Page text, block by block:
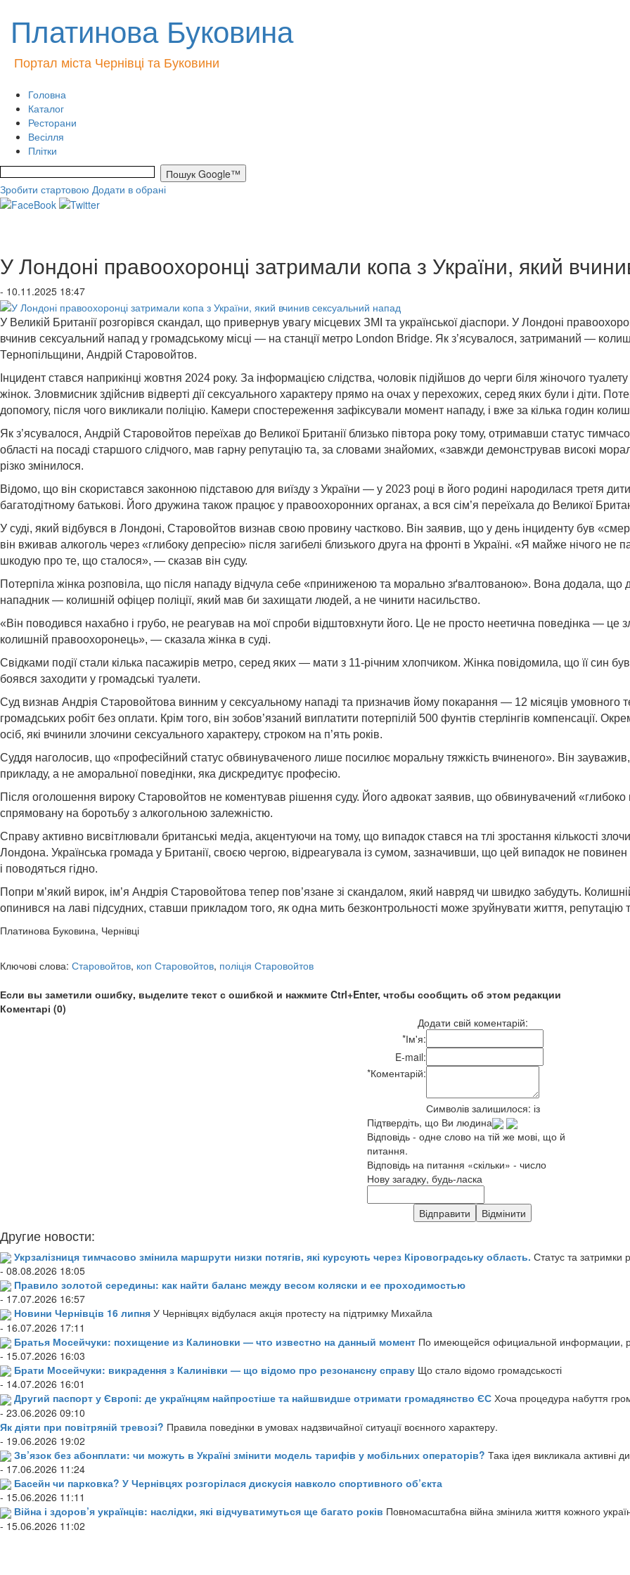
Платинова Буковина
Портал міста Чернівці та Буковини
Головна
Каталог
Ресторани
Весілля
Плітки
Зробити стартовою Додати в обрані
У Лондоні правоохоронці затримали копа з України, який
- 10.11.2025 18:47
У Великій Британії розгорівся скандал, що привернув увагу місцевих ЗМІ та української діаспори. У Лондоні
вчинив сексуальний напад у громадському місці — на станції метро London Bridge. Як з’ясувалося, затриманий —
Тернопільщини, Андрій Старовойтов.
Інцидент стався наприкінці жовтня 2024 року. За інформацією слідства, чоловік підійшов до черги біля жіночого
жінок. Зловмисник здійснив відверті дії сексуального характеру прямо на очах у перехожих, серед яких були і діти.
допомогу, після чого викликали поліцію. Камери спостереження зафіксували момент нападу, і вже за кілька годин
Як з’ясувалося, Андрій Старовойтов переїхав до Великої Британії близько півтора року тому, отримавши статус
області на посаді старшого слідчого, мав гарну репутацію та, за словами знайомих, «завжди демонстрував високі
різко змінилося.
Відомо, що він скористався законною підставою для виїзду з України — у 2023 році в його родині народилася третя
багатодітному батькові. Його дружина також працює у правоохоронних органах, а вся сім’я переїхала до Великої
У суді, який відбувся в Лондоні, Старовойтов визнав свою провину частково. Він заявив, що у день інциденту був
він вживав алкоголь через «глибоку депресію» після загибелі близького друга на фронті в Україні. «Я майже нічого
шкодую про те, що сталося», — сказав він суду.
Потерпіла жінка розповіла, що після нападу відчула себе «приниженою та морально зґвалтованою». Вона додала, що
нападник — колишній офіцер поліції, який мав би захищати людей, а не чинити насильство.
«Він поводився нахабно і грубо, не реагував на мої спроби відштовхнути його. Це не просто неетична поведінка — це
колишній правоохоронець», — сказала жінка в суді.
Свідками події стали кілька пасажирів метро, серед яких — мати з 11-річним хлопчиком. Жінка повідомила, що її син
боявся заходити у громадські туалети.
Суд визнав Андрія Старовойтова винним у сексуальному нападі та призначив йому покарання — 12 місяців умовного
громадських робіт без оплати. Крім того, він зобов’язаний виплатити потерпілій 500 фунтів стерлінгів компенсації.
осіб, які вчинили злочини сексуального характеру, строком на п’ять років.
Суддя наголосив, що «професійний статус обвинуваченого лише посилює моральну тяжкість вчиненого». Він зауважив,
прикладу, а не аморальної поведінки, яка дискредитує професію.
Після оголошення вироку Старовойтов не коментував рішення суду. Його адвокат заявив, що обвинувачений «глибоко
спрямовану на боротьбу з алкогольною залежністю.
Справу активно висвітлювали британські медіа, акцентуючи на тому, що випадок стався на тлі зростання кількості
Лондона. Українська громада у Британії, своєю чергою, відреагувала із сумом, зазначивши, що цей випадок не повинен
і поводяться гідно.
Попри м’який вирок, ім’я Андрія Старовойтова тепер пов’язане зі скандалом, який навряд чи швидко забудуть.
опинився на лаві підсудних, ставши прикладом того, як одна мить безконтрольності може зруйнувати життя, репутацію
Платинова Буковина, Чернівці
Ключові слова: Старовойтов, коп Старовойтов, поліція Старовойтов
Если вы заметили ошибку, выделите текст с ошибкой и нажмите Ctrl+Enter, чтобы сообщить об этом редакции
Коментарі (0)
Додати свій коментарій:
*Ім'я:
E-mail:
*Коментарій:
Символів залишилося: із
Підтвердіть, що Ви людина
Відповідь - одне слово на тій же мові, що й
питання.
Відповідь на питання «скільки» - число
Нову загадку, будь-ласка
Другие новости:
Укрзалізниця тимчасово змінила маршрути низки потягів, які курсують через Кіровоградську область. Статус та затримки
- 08.08.2026 18:05
Правило золотой середины: как найти баланс между весом коляски и ее проходимостью
- 17.07.2026 16:57
Новини Чернівців 16 липня У Чернівцях відбулася акція протесту на підтримку Михайла
- 16.07.2026 17:11
Братья Мосейчуки: похищение из Калиновки — что известно на данный момент По имеющейся официальной информации,
- 15.07.2026 16:03
Брати Мосейчуки: викрадення з Калинівки — що відомо про резонансну справу Що стало відомо громадськості
- 14.07.2026 16:01
Другий паспорт у Європі: де українцям найпростіше та найшвидше отримати громадянство ЄС Хоча процедура набуття
- 23.06.2026 09:10
Як діяти при повітряній тревозі? Правила поведінки в умовах надзвичайної ситуації воєнного характеру.
- 19.06.2026 19:02
Зв’язок без абонплати: чи можуть в Україні змінити модель тарифів у мобільних операторів? Така ідея викликала активні
- 17.06.2026 11:24
Басейн чи парковка? У Чернівцях розгорілася дискусія навколо спортивного об’єкта
- 15.06.2026 11:11
Війна і здоров’я українців: наслідки, які відчуватимуться ще багато років Повномасштабна війна змінила життя кожного
- 15.06.2026 11:02